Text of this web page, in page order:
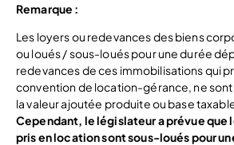
Remarque :
Les loyers ou redevances des biens
ou loués / sous-loués pour une durée
redevances de ces immobilisations qui
convention de location-gérance, ne
la valeur ajoutée produite ou base
Cependant, le législateur a prévue que
pris en location sont sous-loués pour